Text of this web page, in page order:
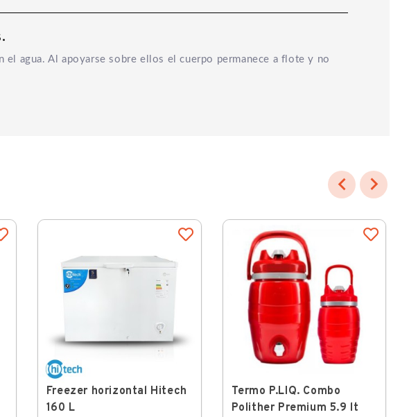
el agua. Al apoyarse sobre ellos el cuerpo permanece a flote y no
 
Freezer horizontal Hitech
160 L
Termo P.LIQ. Combo
Polither Premium 5.9 lt